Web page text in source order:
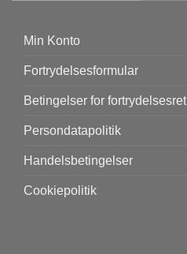
Min Konto
Fortrydelsesformular
Betingelser for fortrydelsesret
Persondatapolitik
Handelsbetingelser
Cookiepolitik